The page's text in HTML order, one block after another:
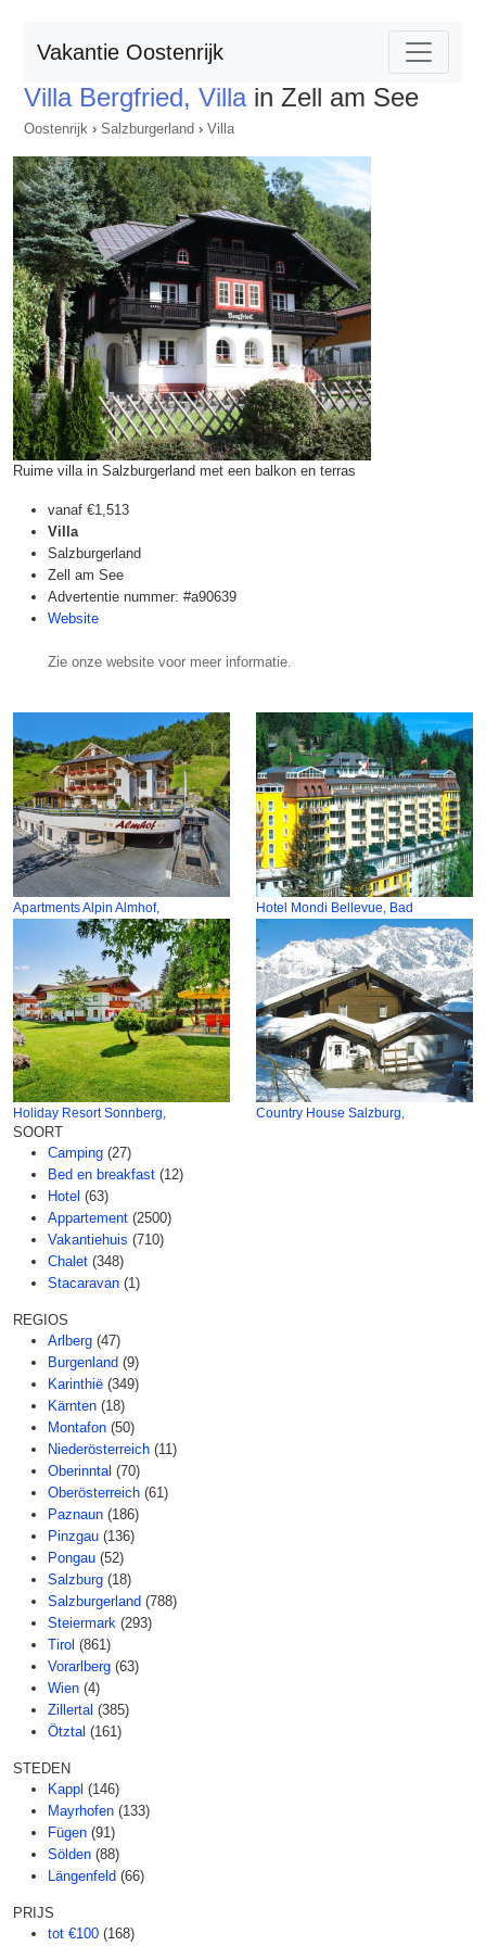
Vakantie Oostenrijk
Villa Bergfried, Villain Zell am See
Oostenrijk › Salzburgerland › Villa
Ruime villa in Salzburgerland met een balkon en terras
vanaf €1,513
Villa
Salzburgerland
Zell am See
Advertentie nummer: #a90639
Website
Zie onze website voor meer informatie.
Apartments Alpin Almhof, Hotel Mondi Bellevue, Bad
Holiday Resort Sonnberg, Country House Salzburg,
SOORT
Camping (27)
Bed en breakfast (12)
Hotel (63)
Appartement (2500)
Vakantiehuis (710)
Chalet (348)
Stacaravan (1)
REGIOS
Arlberg (47)
Burgenland (9)
Karinthië (349)
Kärnten (18)
Montafon (50)
Niederösterreich (11)
Oberinntal (70)
Oberösterreich (61)
Paznaun (186)
Pinzgau (136)
Pongau (52)
Salzburg (18)
Salzburgerland (788)
Steiermark (293)
Tirol (861)
Vorarlberg (63)
Wien (4)
Zillertal (385)
Ötztal (161)
STEDEN
Kappl (146)
Mayrhofen (133)
Fügen (91)
Sölden (88)
Längenfeld (66)
PRIJS
tot €100 (168)